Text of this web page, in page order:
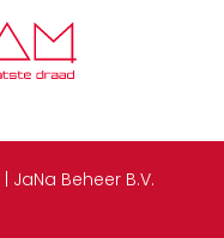
JaNa Beheer B.V.